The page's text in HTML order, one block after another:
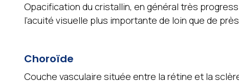
Opacification du cristallin, en général très
l’acuité visuelle plus importante de loin que de
Choroïde
Couche vasculaire située entre la rétine et la